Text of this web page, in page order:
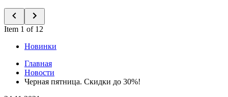
Item 1 of 12
Новинки
Главная
Новости
Черная пятница. Скидки до 30%!